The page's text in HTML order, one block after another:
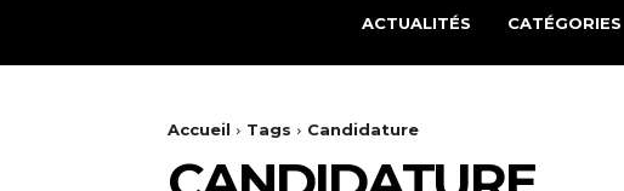
ACTUALITÉS CATÉGORIES
Accueil Tags Candidature